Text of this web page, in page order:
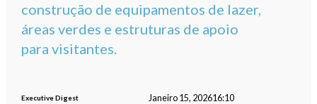
construção de equipamentos de lazer,
áreas verdes e estruturas de apoio
para visitantes.
Executive Digest Janeiro 15, 202616:10